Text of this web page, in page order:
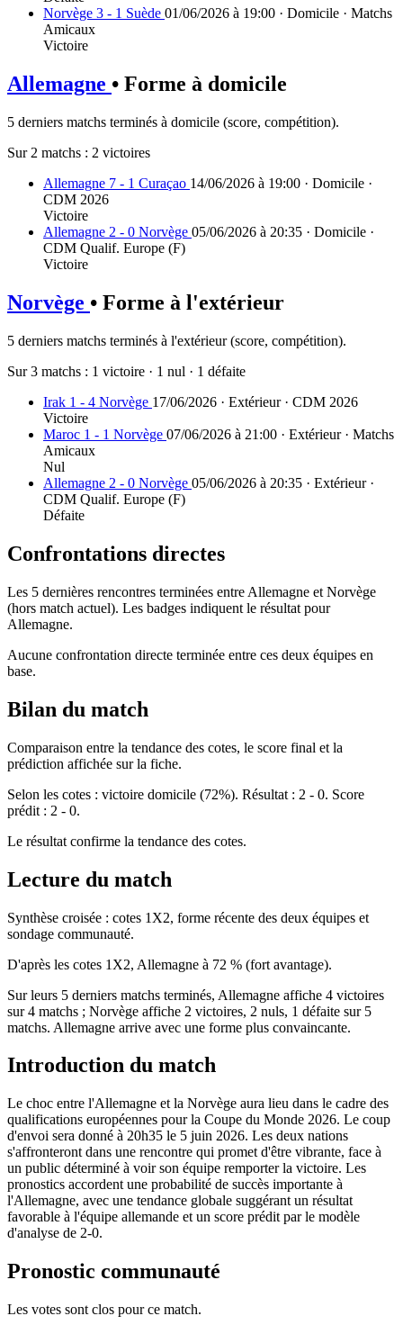
Norvège 3 - 1 Suède 01/06/2026 à 19:00 · Domicile · Matchs
Amicaux
Victoire
Allemagne • Forme à domicile
5 derniers matchs terminés à domicile (score, compétition).
Sur 2 matchs : 2 victoires
Allemagne 7 - 1 Curaçao 14/06/2026 à 19:00 · Domicile ·
CDM 2026
Victoire
Allemagne 2 - 0 Norvège 05/06/2026 à 20:35 · Domicile ·
CDM Qualif. Europe (F)
Victoire
Norvège • Forme à l'extérieur
5 derniers matchs terminés à l'extérieur (score, compétition).
Sur 3 matchs : 1 victoire · 1 nul · 1 défaite
Irak 1 - 4 Norvège 17/06/2026 · Extérieur · CDM 2026
Victoire
Maroc 1 - 1 Norvège 07/06/2026 à 21:00 · Extérieur · Matchs
Amicaux
Nul
Allemagne 2 - 0 Norvège 05/06/2026 à 20:35 · Extérieur ·
CDM Qualif. Europe (F)
Défaite
Confrontations directes
Les 5 dernières rencontres terminées entre Allemagne et Norvège
(hors match actuel). Les badges indiquent le résultat pour
Allemagne.
Aucune confrontation directe terminée entre ces deux équipes en
base.
Bilan du match
Comparaison entre la tendance des cotes, le score final et la
prédiction affichée sur la fiche.
Selon les cotes : victoire domicile (72%). Résultat : 2 - 0. Score
prédit : 2 - 0.
Le résultat confirme la tendance des cotes.
Lecture du match
Synthèse croisée : cotes 1X2, forme récente des deux équipes et
sondage communauté.
D'après les cotes 1X2, Allemagne à 72 % (fort avantage).
Sur leurs 5 derniers matchs terminés, Allemagne affiche 4 victoires
sur 4 matchs ; Norvège affiche 2 victoires, 2 nuls, 1 défaite sur 5
matchs. Allemagne arrive avec une forme plus convaincante.
Introduction du match
Le choc entre l'Allemagne et la Norvège aura lieu dans le cadre des
qualifications européennes pour la Coupe du Monde 2026. Le coup
d'envoi sera donné à 20h35 le 5 juin 2026. Les deux nations
s'affronteront dans une rencontre qui promet d'être vibrante, face à
un public déterminé à voir son équipe remporter la victoire. Les
pronostics accordent une probabilité de succès importante à
l'Allemagne, avec une tendance globale suggérant un résultat
favorable à l'équipe allemande et un score prédit par le modèle
d'analyse de 2-0.
Pronostic communauté
Les votes sont clos pour ce match.